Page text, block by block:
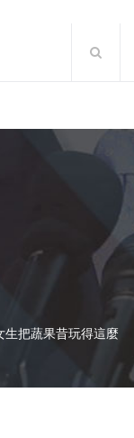
把蔬果昔玩得這麼